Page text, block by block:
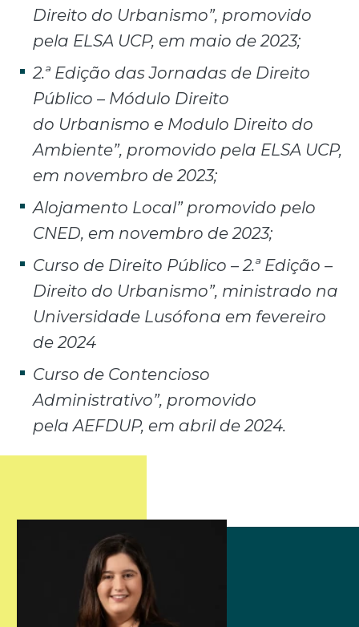
Direito do Urbanismo”, promovido
pela ELSA UCP, em maio de 2023;
2.ª Edição das Jornadas de Direito
Público – Módulo Direito
do Urbanismo e Modulo Direito do
Ambiente”, promovido pela ELSA UCP,
em novembro de 2023;
Alojamento Local” promovido pelo
CNED, em novembro de2023;
Curso de Direito Público – 2.ª Edição –
Direito do Urbanismo”, ministrado na
Universidade Lusófona em fevereiro
de 2024
Curso de Contencioso
Administrativo”, promovido
pelaAEFDUP, em abril de 2024.